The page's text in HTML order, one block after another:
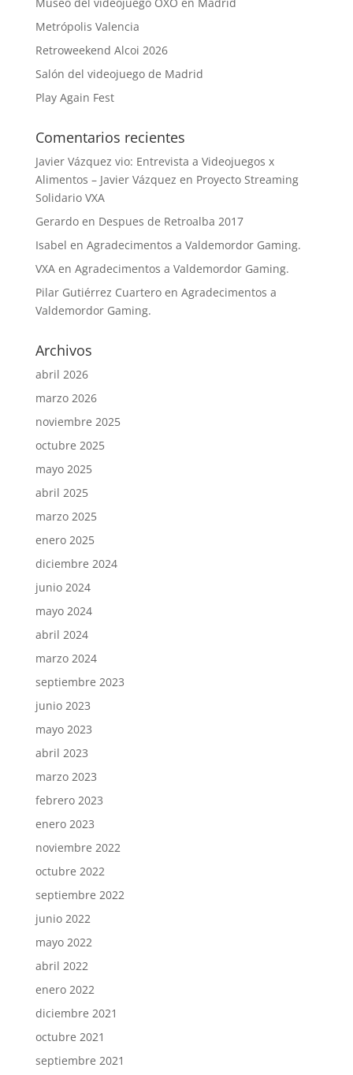
Metrópolis Valencia
Retroweekend Alcoi 2026
Salón del videojuego de Madrid
Play Again Fest
Comentarios recientes
Javier Vázquez vio: Entrevista a Videojuegos x
Alimentos – Javier Vázquez en Proyecto Streaming
Solidario VXA
Gerardoen Despues de Retroalba 2017
Isabel en Agradecimentos a Valdemordor Gaming.
VXAen Agradecimentos a Valdemordor Gaming.
Pilar Gutiérrez Cuarteroen Agradecimentos a
Valdemordor Gaming.
Archivos
abril 2026
marzo 2026
noviembre 2025
octubre 2025
mayo 2025
abril 2025
marzo 2025
enero 2025
diciembre 2024
junio 2024
mayo 2024
abril 2024
marzo 2024
septiembre 2023
junio 2023
mayo 2023
abril 2023
marzo 2023
febrero 2023
enero 2023
noviembre 2022
octubre 2022
septiembre 2022
junio 2022
mayo 2022
abril 2022
enero 2022
diciembre 2021
octubre 2021
septiembre 2021